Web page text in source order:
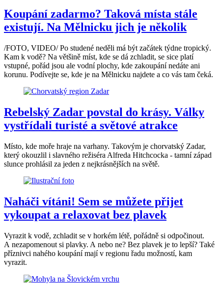
Koupání zadarmo? Taková místa stále
existují. Na Mělnicku jich je několik
/FOTO, VIDEO/ Po studené neděli má být začátek týdne tropický.
Kam k vodě? Na většině míst, kde se dá zchladit, se sice platí
vstupné, pořád jsou ale vodní plochy, kde zakoupání nedáte ani
korunu. Podívejte se, kde je na Mělnicku najdete a co vás tam čeká.
Rebelský Zadar povstal do krásy. Války
vystřídali turisté a světové atrakce
Místo, kde moře hraje na varhany. Takovým je chorvatský Zadar,
který okouzlil i slavného režiséra Alfreda Hitchcocka - tamní západ
slunce prohlásil za jeden z nejkrásnějších na světě.
Naháči vítáni! Sem se můžete přijet
vykoupat a relaxovat bez plavek
Vyrazit k vodě, zchladit se v horkém létě, pořádně si odpočinout.
A nezapomenout si plavky. A nebo ne? Bez plavek je to lepší? Také
příznivci nahého koupání mají v regionu řadu možností, kam
vyrazit.